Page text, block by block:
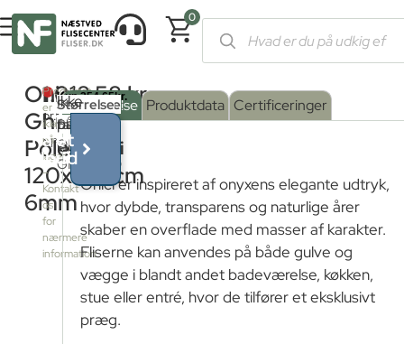
0
Forside/Shop/ Fliser og klinker
Onici
Ghiaccio
Poleret
120x278cm
6mm
1.018,58kr.
pr.
M²
Produktet
er
ikke
på
lager
–
Kontakt
os
for
nærmere
information
Serie
farve
ONICI
GHIACCIO
Overflade:
Blank
Blank
Mat
Størrelse
Ikke
på
lager
Få et
tilbud
Beskrivelse Produktdata Certificeringer
Onici
Onici er inspireret af onyxens elegante udtryk,
hvor dybde, transparens og naturlige årer
skaber en overflade med masser af karakter.
Fliserne kan anvendes på både gulve og
vægge i blandt andet badeværelse, køkken,
stue eller entré, hvor de tilfører et eksklusivt
præg.